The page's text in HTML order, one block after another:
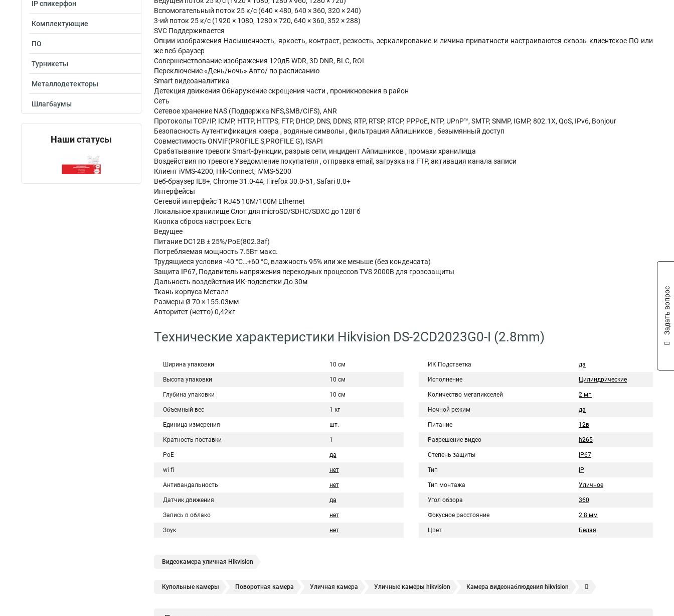
IP спикерфон
Комплектующие
ПО
Турникеты
Металлодетекторы
Шлагбаумы
Наши статусы
Вспомогательный поток 25 к/с (640 × 480, 640 × 360, 320 × 240)
3-ий поток 25 к/с (1920 × 1080, 1280 × 720, 640 × 360, 352 × 288)
SVC Поддерживается
Опции изображения Насыщенность, яркость, контраст, резкость, зеркалирование и личина приватности настраиваются сквозь клиентское ПО или
же веб-браузер
Совершенствование изображения 120дБ WDR, 3D DNR, BLC, ROI
Переключение «День/ночь» Авто/ по расписанию
Smart видеоаналитика
Детекция движения Обнаружение скрещения части , проникновения в район
Сеть
Сетевое хранение NAS (Поддержка NFS,SMB/CIFS), ANR
Протоколы TCP/IP, ICMP, HTTP, HTTPS, FTP, DHCP, DNS, DDNS, RTP, RTSP, RTCP, PPPoE, NTP, UPnP™, SMTP, SNMP, IGMP, 802.1X, QoS, IPv6, Bonjour
Безопасность Аутентификация юзера , водяные символы , фильтрация Айпишников , безымянный доступ
Совместимость ONVIF(PROFILE S,PROFILE G), ISAPI
Срабатывание тревоги Smart-функции, разрыв сети, инцидент Айпишников , промахи хранилища
Воздействия по тревоге Уведомление покупателя , отправка email, загрузка на FTP, активация канала записи
Клиент iVMS-4200, Hik-Connect, iVMS-5200
Веб-браузер IE8+, Chrome 31.0-44, Firefox 30.0-51, Safari 8.0+
Интерфейсы
Сетевой интерфейс 1 RJ45 10M/100M Ethernet
Локальное хранилище Слот для microSD/SDHC/SDXC до 128Гб
Кнопка сброса настроек Есть
Ведущее
Питание DC12В ± 25%/PoE(802.3af)
Потребляемая мощность 7.5Вт макс.
Трудящиеся условия -40 °C…+60 °C, влажность 95% или же меньше (без конденсата)
Защита IP67, Подавитель напряжения переходных процессов TVS 2000В для грозозащиты
Дальность воздействия ИК-подсветки До 30м
Ткань корпуса Металл
Размеры Ø 70 × 155.03мм
Авторитет (нетто) 0,42кг
Технические характеристики Hikvision DS-2CD2023G0-I (2.8mm)
Ширина упаковки 10 см
Высота упаковки 10 см
Глубина упаковки 10 см
Объемный вес 1 кг
Единица измерения шт.
Кратность поставки 1
PoE да
wi fi нет
Антивандальность нет
Датчик движения да
Запись в облако нет
Звук нет
ИК Подстветка да
Исполнение Цилиндрические
Количество мегапикселей 2 мп
Ночной режим да
Питание 12в
Разрешение видео h265
Степень защиты IP67
Тип IP
Тип монтажа Уличное
Угол обзора 360
Фокусное расстояние 2.8 мм
Цвет Белая
Видеокамера уличная Hikvision
Купольные камеры Поворотная камера Уличная камера Уличные камеры hikvision Камера видеонаблюдения hikvision
Задать вопрос